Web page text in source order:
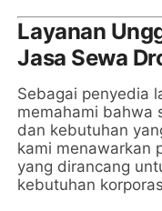
Layanan
Jasa Sewa
Sebagai penyedia
memahami bahwa
dan kebutuhan
kami menawarkan
yang dirancang
kebutuhan